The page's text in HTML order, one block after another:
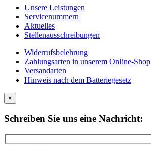
Unsere Leistungen
Servicenummern
Aktuelles
Stellenausschreibungen
Widerrufsbelehrung
Zahlungsarten in unserem Online-Shop
Versandarten
Hinweis nach dem Batteriegesetz
×
Schreiben Sie uns eine Nachricht: